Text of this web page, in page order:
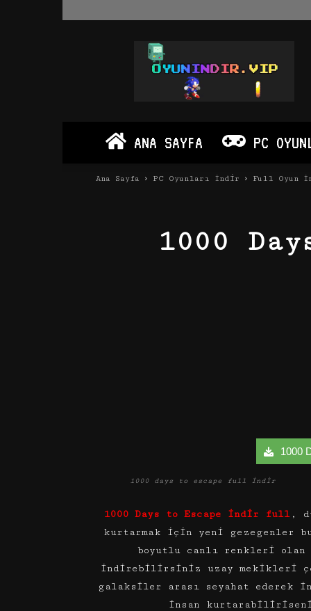
Oyun
İndir
PC
Android
ANA SAYFA PC
Ana Sayfa PC Oyunları İndir Full Oyun
1000
1000
1000 days to escape full indir
1000 Days to Escape indir full,
kurtarmak için yeni gezegenler
boyutlu canlı renkleri olan
indirebilirsiniz uzay mekikleri
galaksiler arası seyahat ederek
insan